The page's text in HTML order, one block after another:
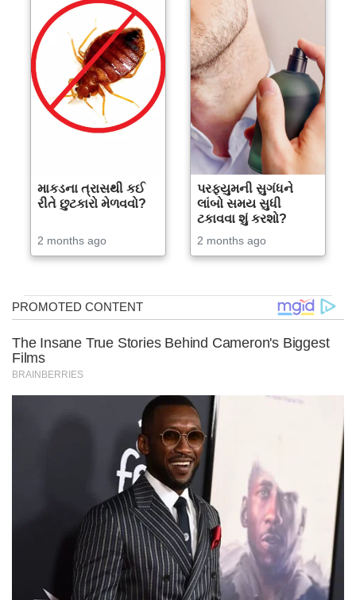
માકડના ત્રાસથી કઈ
રીતે છુટકારો મેળવવો?
2 months ago
પરફ્યુમની સુગંધને
લાંબો સમય સુધી
ટકાવવા શું કરશો?
2 months ago